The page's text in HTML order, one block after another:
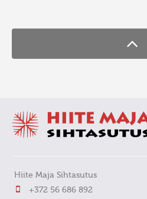
Hiite Maja Sihtasutus
+372 56 686 892